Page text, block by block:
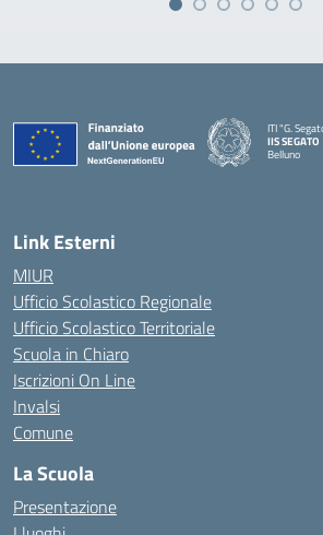
ITI "G.
IIS SEGATO
Belluno
Link Esterni
MIUR
Ufficio Scolastico Regionale
Ufficio Scolastico Territoriale
Scuola in Chiaro
Iscrizioni On Line
Invalsi
Comune
La Scuola
Presentazione